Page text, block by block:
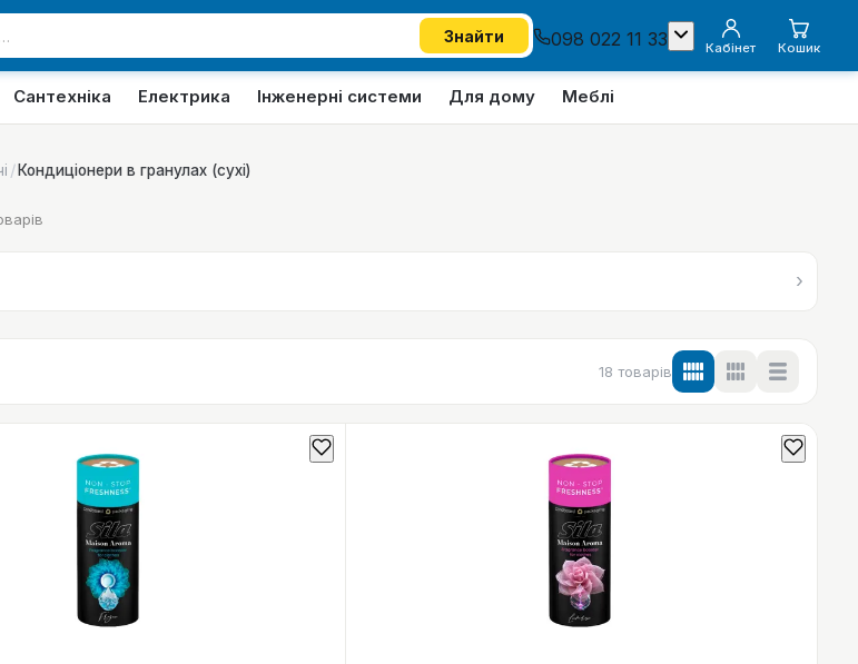
Знайти 098 022 11 33 Кабінет Кошик
Сантехніка Електрика Інженерні системи Для дому Меблі
/Кондиціонери в гранулах (сухі)
›
18 товарів